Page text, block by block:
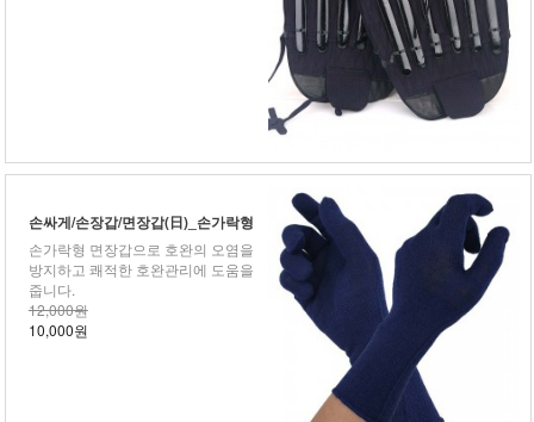
손싸게/손장갑/면장갑(日)_손가락형
손가락형 면장갑으로 호완의 오염을
방지하고 쾌적한 호완관리에 도움을
줍니다.
12,000원
10,000원